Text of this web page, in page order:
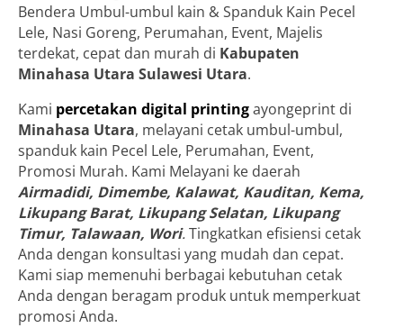
Bendera Umbul-umbul kain & Spanduk Kain Pecel
Lele, Nasi Goreng, Perumahan, Event, Majelis
terdekat, cepat dan murah di Kabupaten
Minahasa Utara Sulawesi Utara.
Kami percetakan digital printingayongeprint di
Minahasa Utara, melayani cetak umbul-umbul,
spanduk kain Pecel Lele, Perumahan, Event,
Promosi Murah. Kami Melayani ke daerah
Airmadidi, Dimembe, Kalawat, Kauditan, Kema,
Likupang Barat, Likupang Selatan, Likupang
Timur, Talawaan, Wori.Tingkatkan efisiensi cetak
Anda dengan konsultasi yang mudah dan cepat.
Kami siap memenuhi berbagai kebutuhan cetak
Anda dengan beragam produk untuk memperkuat
promosi Anda.